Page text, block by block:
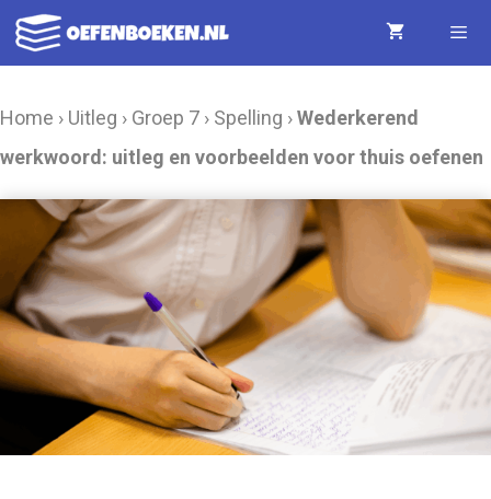
Ga
naar
Home › Uitleg › Groep 7 › Spelling ›Wederkerend
werkwoord: uitleg en voorbeelden voor thuis oefenen